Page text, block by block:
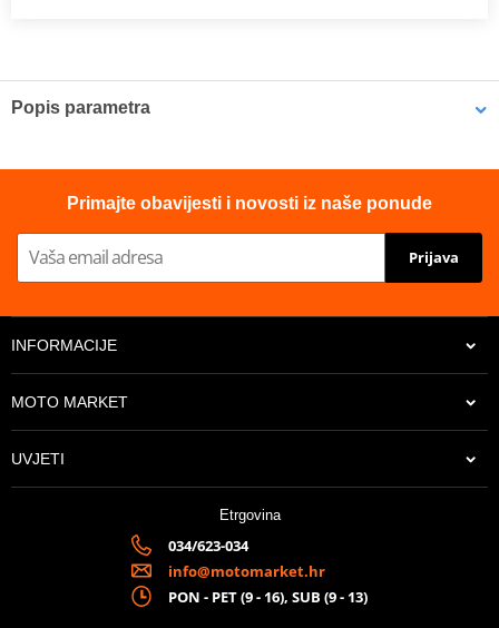
Popis parametra
Primajte obavijesti i novosti iz naše ponude
Prijava
INFORMACIJE
MOTO MARKET
UVJETI
Etrgovina
034/623-034
info@motomarket.hr
PON - PET (9 - 16), SUB (9 - 13)